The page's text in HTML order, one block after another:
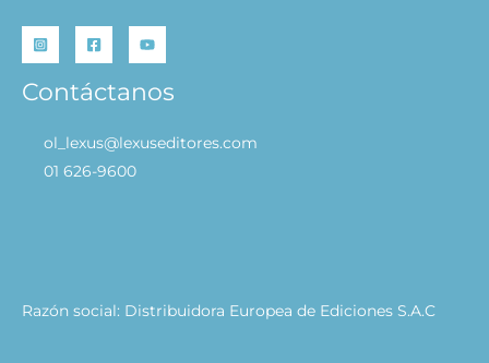
Contáctanos
ol_lexus@lexuseditores.com
01 626-9600
Razón social: Distribuidora Europea de Ediciones S.A.C